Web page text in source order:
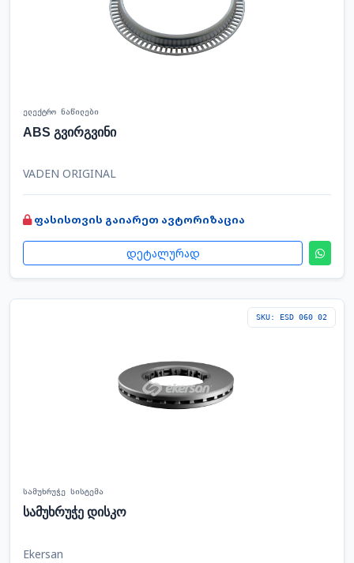
ელექტრო ნაწილები
ABS გვირგვინი
VADEN ORIGINAL
ფასისთვის გაიარეთ ავტორიზაცია
დეტალურად
SKU: ESD 060 02
სამუხრუჭე სისტემა
სამუხრუჭე დისკო
Ekersan